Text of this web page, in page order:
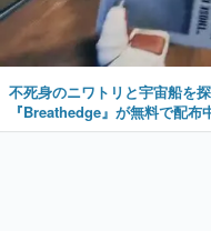
不死身のニワトリと宇宙船を
『Breathedge』が無料で配